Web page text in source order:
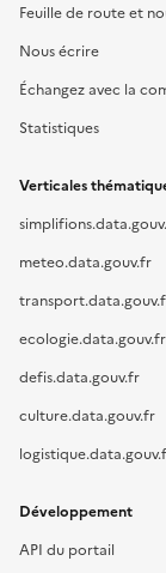
Feuille de route et
Nous écrire
Échangez avec la
Statistiques
Verticales
meteo.data.gouv.fr
ecologie.data.gouv.fr
defis.data.gouv.fr
culture.data.gouv.fr
Développement
API du portail